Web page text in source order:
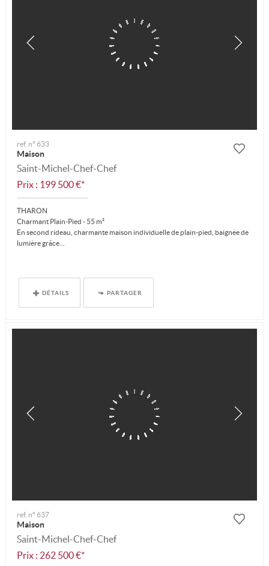
ref. n° 633
Maison
Saint-Michel-Chef-Chef
Prix : 199 500 €*
THARON
Charmant Plain-Pied - 55 m²
En second rideau, charmante maison individuelle de plain-pied, baignée de
lumière grâce...
DÉTAILS PARTAGER
ref. n° 637
Maison
Saint-Michel-Chef-Chef
Prix : 262 500 €*